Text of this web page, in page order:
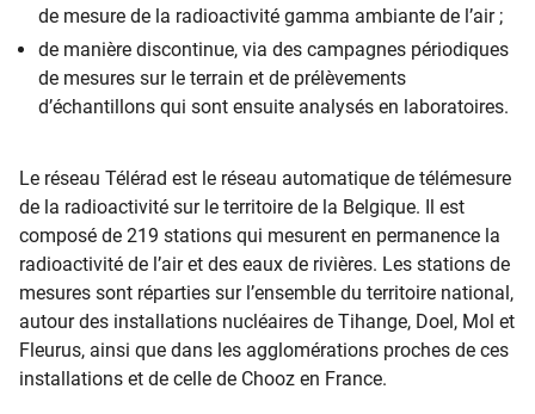
de mesure de la radioactivité gamma ambiante de l’air ;
de manière discontinue, via des campagnes périodiques
de mesures sur le terrain et de prélèvements
d’échantillons qui sont ensuite analysés en laboratoires.
Le réseau Télérad est le réseau automatique de télémesure
de la radioactivité sur le territoire de la Belgique. Il est
composé de 219 stations qui mesurent en permanence la
radioactivité de l’air et des eaux de rivières. Les stations de
mesures sont réparties sur l’ensemble du territoire national,
autour des installations nucléaires de Tihange, Doel, Mol et
Fleurus, ainsi que dans les agglomérations proches de ces
installations et de celle de Chooz en France.